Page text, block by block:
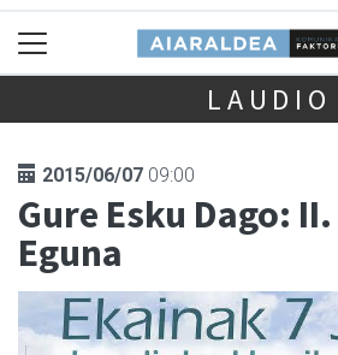
LAUDIO
2015/06/07 09:00
Gure Esku Dago:
Eguna